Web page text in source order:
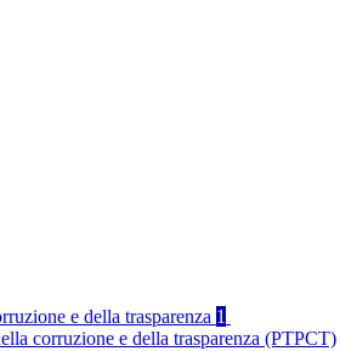
e della trasparenza 1
corruzione e della trasparenza (PTPCT)